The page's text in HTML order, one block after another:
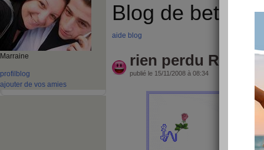
Marraine
profil blog
ajouter de vos amies
Blog de
aide blog
rien perdu
publié le 15/11/2008 à 08:34